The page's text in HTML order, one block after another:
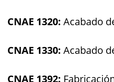
CNAE 1320: Acabado
CNAE 1330: Acabado
CNAE 1392: